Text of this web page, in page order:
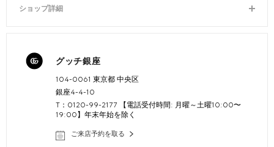
ショップ詳細
グッチ銀座
104-0061 東京都 中央区
銀座4-4-10
T：0120-99-2177 【電話受付時間: 月曜～土曜10:00〜
19:00】年末年始を除く
ご来店予約を取る